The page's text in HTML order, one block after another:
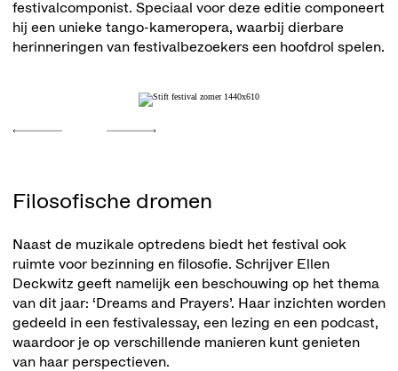
festivalcomponist. Speciaal voor deze editie componeert
hij een unieke tango-kameropera, waarbij dierbare
herinneringen van festivalbezoekers een hoofdrol spelen.
Filosofische dromen
Naast de muzikale optredens biedt het festival ook
ruimte voor bezinning en filosofie. Schrijver Ellen
Deckwitz geeft namelijk een beschouwing op het thema
van dit jaar: ‘Dreams and Prayers’. Haar inzichten worden
gedeeld in een festivalessay, een lezing en een podcast,
waardoor je op verschillende manieren kunt genieten
van haar perspectieven.